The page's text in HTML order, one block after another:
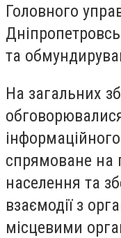
Головного
та
На загальних
спрямоване на
населення та
взаємодії з
місцевими